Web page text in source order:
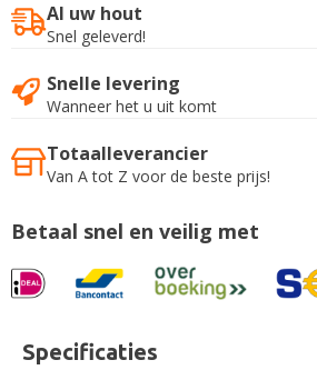
Al uw hout
Snel geleverd!
Snelle levering
Wanneer het u uit komt
Totaalleverancier
Van A tot Z voor de beste prijs!
Betaal snel en veilig met
Specificaties